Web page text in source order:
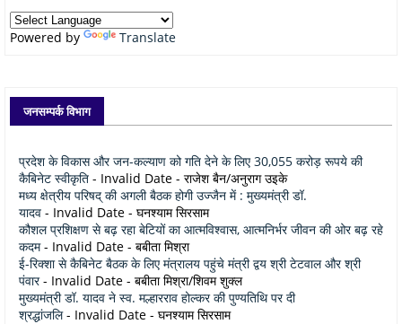
Powered by Translate
जनसम्पर्क विभाग
प्रदेश के विकास और जन-कल्याण को गति देने के लिए 30,055 करोड़ रूपये की
कैबिनेट स्वीकृति - Invalid Date - राजेश बैन/अनुराग उइके
मध्य क्षेत्रीय परिषद् की अगली बैठक होगी उज्जैन में : मुख्यमंत्री डॉ.
यादव - Invalid Date - घनश्याम सिरसाम
कौशल प्रशिक्षण से बढ़ रहा बेटियों का आत्मविश्वास, आत्मनिर्भर जीवन की ओर बढ़ रहे
कदम- Invalid Date - बबीता मिश्रा
ई-रिक्शा से कैबिनेट बैठक के लिए मंत्रालय पहुंचे मंत्री द्वय श्री टेटवाल और श्री
पंवार- Invalid Date - बबीता मिश्रा/शिवम शुक्ल
मुख्यमंत्री डॉ. यादव ने स्व. मल्हारराव होल्कर की पुण्यतिथि पर दी
श्रद्धांजलि- Invalid Date - घनश्याम सिरसाम